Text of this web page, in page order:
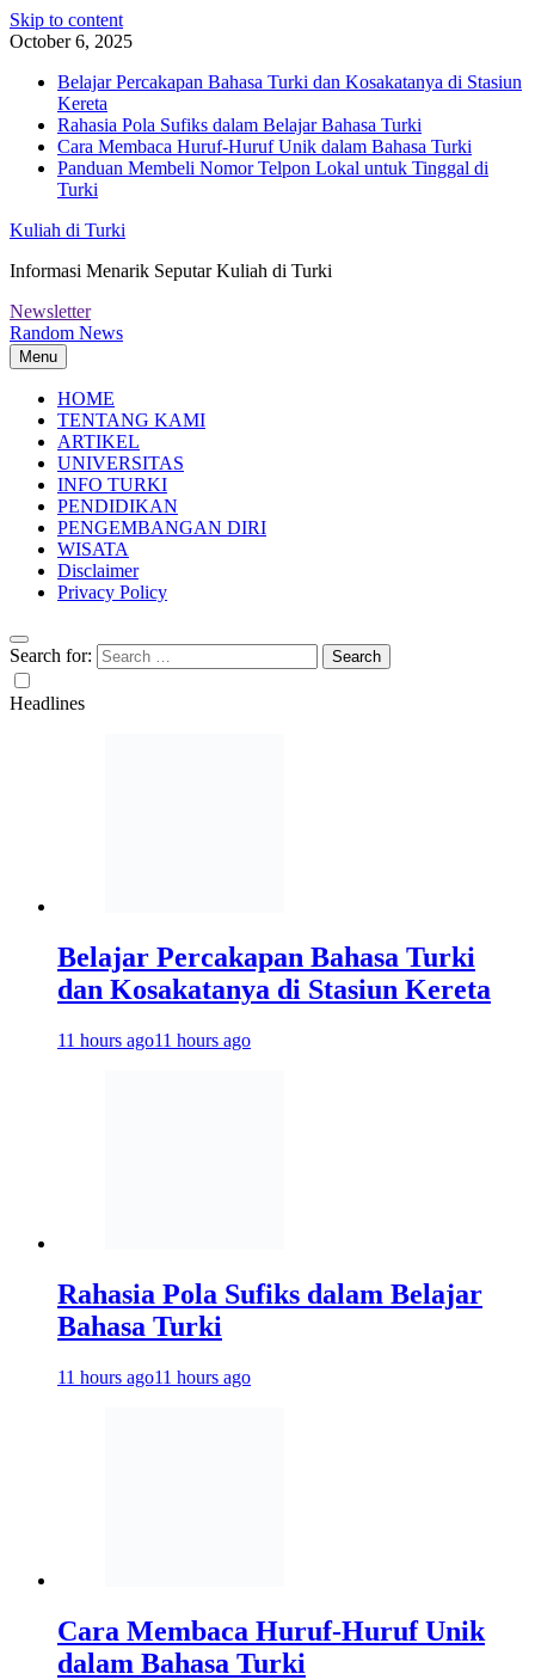
Skip to content
October 6, 2025
Belajar Percakapan Bahasa Turki dan Kosakatanya di Stasiun
Kereta
Rahasia Pola Sufiks dalam Belajar Bahasa Turki
Cara Membaca Huruf-Huruf Unik dalam Bahasa Turki
Panduan Membeli Nomor Telpon Lokal untuk Tinggal di
Turki
Kuliah di Turki
Informasi Menarik Seputar Kuliah di Turki
Newsletter
Random News
Menu
HOME
TENTANG KAMI
ARTIKEL
UNIVERSITAS
INFO TURKI
PENDIDIKAN
PENGEMBANGAN DIRI
WISATA
Disclaimer
Privacy Policy
Search for:
Headlines
Belajar Percakapan Bahasa Turki
dan Kosakatanya di Stasiun Kereta
11 hours ago11 hours ago
Rahasia Pola Sufiks dalam Belajar
Bahasa Turki
11 hours ago11 hours ago
Cara Membaca Huruf-Huruf Unik
dalam Bahasa Turki